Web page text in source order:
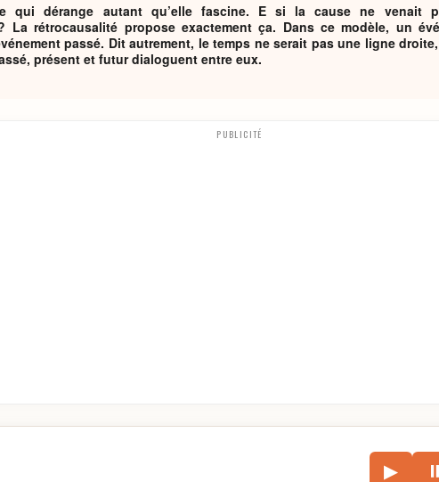
qui dérange autant qu’elle fascine. E si la cause ne venait
La rétrocausalité propose exactement ça. Dans ce modèle, un
passé. Dit autrement, le temps ne serait pas une ligne
présent et futur dialoguent entre eux.
PUBLICITÉ
▶